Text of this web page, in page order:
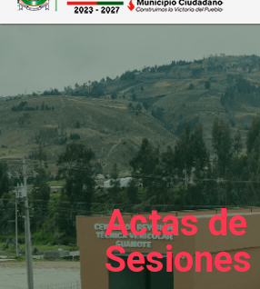
Actas de
Sesiones